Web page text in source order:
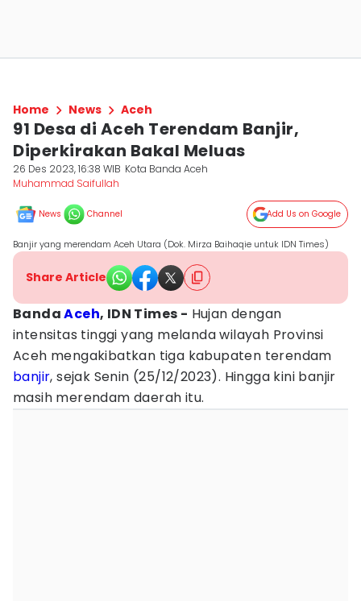
Home News Aceh
91 Desa di Aceh Terendam Banjir,
Diperkirakan Bakal Meluas
26 Des 2023, 16:38 WIB Kota Banda Aceh
Muhammad Saifullah
News Channel Add Us on Google
Banjir yang merendam Aceh Utara (Dok. Mirza Baihaqie untuk IDN Times)
Share Article
BandaAceh, IDN Times - Hujan dengan
intensitas tinggi yang melanda wilayah Provinsi
Aceh mengakibatkan tiga kabupaten terendam
banjir, sejak Senin (25/12/2023). Hingga kini banjir
masih merendam daerah itu.